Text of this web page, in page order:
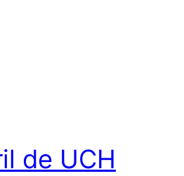
de UCH